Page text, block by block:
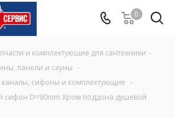
0
и комплектующие для сантехники -
панели и сауны -
каналы, сифоны и комплектующие -
сифон D=90mm Хром поддона душевой